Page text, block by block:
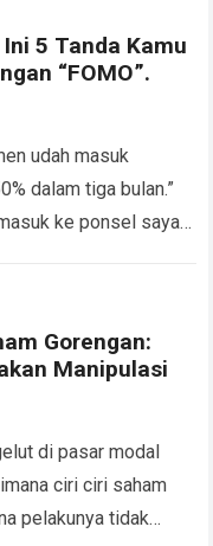
5 Tanda Kamu
“FOMO”.
udah masuk
dalam tiga bulan.”
ke ponsel saya
Gorengan:
Manipulasi
di pasar modal
ciri ciri saham
pelakunya tidak